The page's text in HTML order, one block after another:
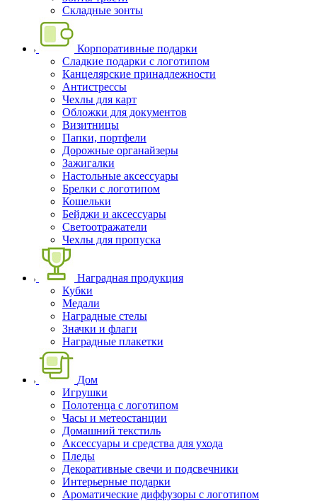
Складные зонты
Корпоративные подарки
Сладкие подарки с логотипом
Канцелярские принадлежности
Антистрессы
Чехлы для карт
Обложки для документов
Визитницы
Папки, портфели
Дорожные органайзеры
Зажигалки
Настольные аксессуары
Брелки с логотипом
Кошельки
Бейджи и аксессуары
Светоотражатели
Чехлы для пропуска
Наградная продукция
Кубки
Медали
Наградные стелы
Значки и флаги
Наградные плакетки
Дом
Игрушки
Полотенца с логотипом
Часы и метеостанции
Домашний текстиль
Аксессуары и средства для ухода
Пледы
Декоративные свечи и подсвечники
Интерьерные подарки
Ароматические диффузоры с логотипом